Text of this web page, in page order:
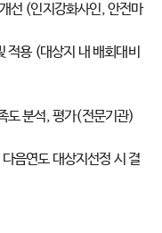
선 (인지강화사인, 안전마
적용 (대상지 내 배회대비
도 분석, 평가(전문기관)
음연도 대상지선정 시 결